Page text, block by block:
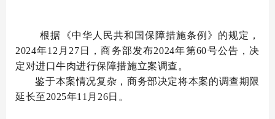
根据《中华人民共和国保障措施条例》的规定，
2024年12月27日，商务部发布2024年第60号公告，决
定对进口牛肉进行保障措施立案调查。
鉴于本案情况复杂，商务部决定将本案的调查期限
延长至2025年11月26日。